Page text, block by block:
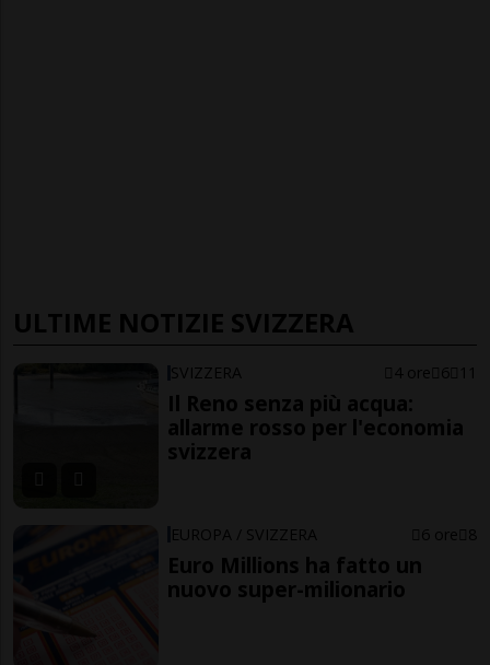
ULTIME NOTIZIE SVIZZERA
SVIZZERA 4 ore 6 11
Il Reno senza più acqua:
allarme rosso per l'economia
svizzera
EUROPA / SVIZZERA 6 ore 8
Euro Millions ha fatto un
nuovo super-milionario